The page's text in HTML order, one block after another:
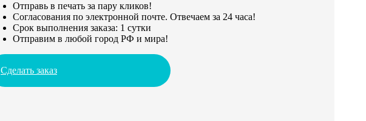
Отправь в печать за пару кликов!
Согласования по электронной почте. Отвечаем за 24 часа!
Срок выполнения заказа: 1 сутки
Отправим в любой город РФ и мира!
Сделать заказ